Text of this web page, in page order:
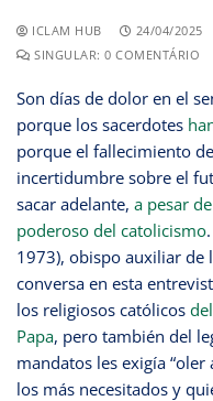
ICLAM HUB 24/04/2025
SINGULAR: 0 COMENTÁRIO
Son días de dolor en el
porque los sacerdotes
porque el fallecimiento
incertidumbre sobre el
sacar adelante, a pesar
poderoso del catolicismo
1973), obispo auxiliar de
conversa en esta
los religiosos católicos
Papa, pero también del
mandatos les exigía “oler
los más necesitados y